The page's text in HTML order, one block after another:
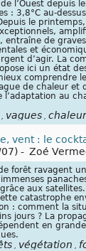
l’Ouest depuis
: 3,8°C au-
le
de
et
d’agir. La
ici un état
comprendre
de chaleur et
l’adaptation au
vagues
vent : le
- Zoé
forêt ravagent
immenses
aux
catastrophe
: comment la
jours ? La
en
végétation